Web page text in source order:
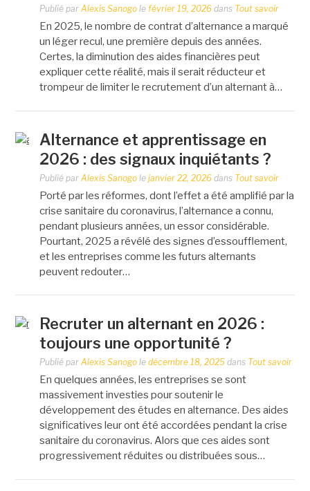
Publié parAlexis Sanogo lefévrier 19, 2026 dans Tout savoir
En 2025, le nombre de contrat d’alternance a marqué
un léger recul, une première depuis des années.
Certes, la diminution des aides financières peut
expliquer cette réalité, mais il serait réducteur et
trompeur de limiter le recrutement d’un alternant à…
Alternance et apprentissage en
2026 : des signaux inquiétants ?
Publié parAlexis Sanogo lejanvier 22, 2026 dans Tout savoir
Porté par les réformes, dont l’effet a été amplifié par la
crise sanitaire du coronavirus, l’alternance a connu,
pendant plusieurs années, un essor considérable.
Pourtant, 2025 a révélé des signes d’essoufflement,
et les entreprises comme les futurs alternants
peuvent redouter…
Recruter un alternant en 2026 :
toujours une opportunité ?
Publié parAlexis Sanogo ledécembre 18, 2025 dans Tout savoir
En quelques années, les entreprises se sont
massivement investies pour soutenir le
développement des études en alternance. Des aides
significatives leur ont été accordées pendant la crise
sanitaire du coronavirus. Alors que ces aides sont
progressivement réduites ou distribuées sous…